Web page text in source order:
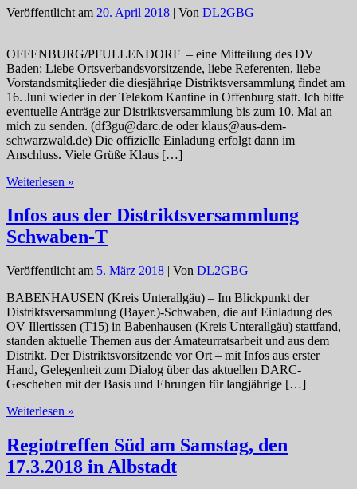
Kaufbeuren
Veröffentlicht am 20. April 2018 | Von DL2GBG
OFFENBURG/PFULLENDORF – eine Mitteilung des DV
Baden: Liebe Ortsverbandsvorsitzende, liebe Referenten, liebe
Vorstandsmitglieder die diesjährige Distriktsversammlung findet am
16. Juni wieder in der Telekom Kantine in Offenburg statt. Ich bitte
eventuelle Anträge zur Distriktsversammlung bis zum 10. Mai an
mich zu senden. (df3gu@darc.de oder klaus@aus-dem-
schwarzwald.de) Die offizielle Einladung erfolgt dann im
Anschluss. Viele Grüße Klaus […]
Weiterlesen »
am
16.06.
ist
in
Infos aus der Distriktsversammlung
Schwaben-T
Veröffentlicht am 5. März 2018 | Von DL2GBG
BABENHAUSEN (Kreis Unterallgäu) – Im Blickpunkt der
Distriktsversammlung (Bayer.)-Schwaben, die auf Einladung des
OV Illertissen (T15) in Babenhausen (Kreis Unterallgäu) stattfand,
standen aktuelle Themen aus der Amateurratsarbeit und aus dem
Distrikt. Der Distriktsvorsitzende vor Ort – mit Infos aus erster
Hand, Gelegenheit zum Dialog über das aktuellen DARC-
Geschehen mit der Basis und Ehrungen für langjährige […]
Weiterlesen »
der
Distriktsversammlung
Schwaben-
Regiotreffen Süd am Samstag, den
17.3.2018 in Albstadt